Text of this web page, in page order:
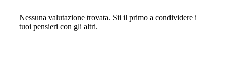
Nessuna valutazione trovata. Sii il primo a condividere i
tuoi pensieri con gli altri.